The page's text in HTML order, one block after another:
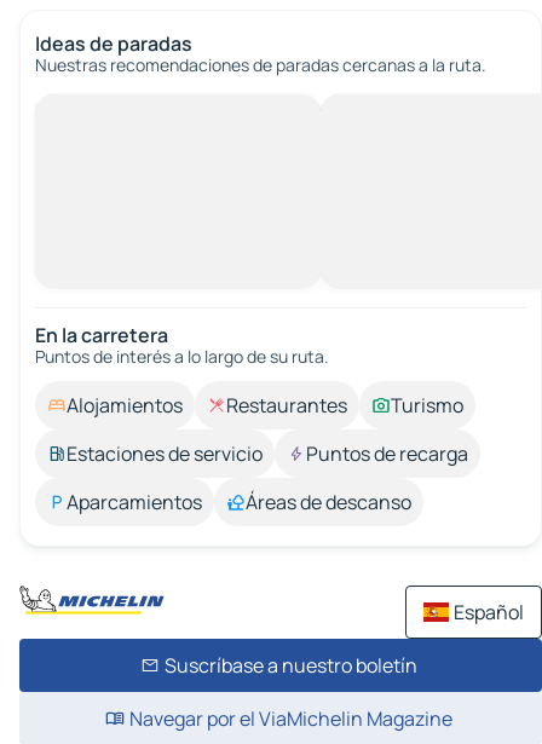
Ideas de paradas
Nuestras recomendaciones de paradas cercanas a la ruta.
En la carretera
Puntos de interés a lo largo de su ruta.
Alojamientos Restaurantes
Turismo
Estaciones de servicio
Puntos de recarga
Aparcamientos
Áreas de descanso
Español
Suscríbase a nuestro boletín
Navegar por el ViaMichelin Magazine